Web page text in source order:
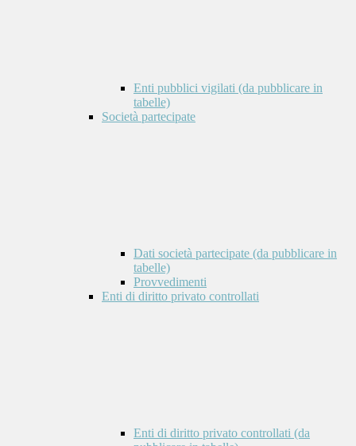
Enti pubblici vigilati (da pubblicare in
tabelle)
Società partecipate
Dati società partecipate (da pubblicare in
tabelle)
Provvedimenti
Enti di diritto privato controllati
Enti di diritto privato controllati (da